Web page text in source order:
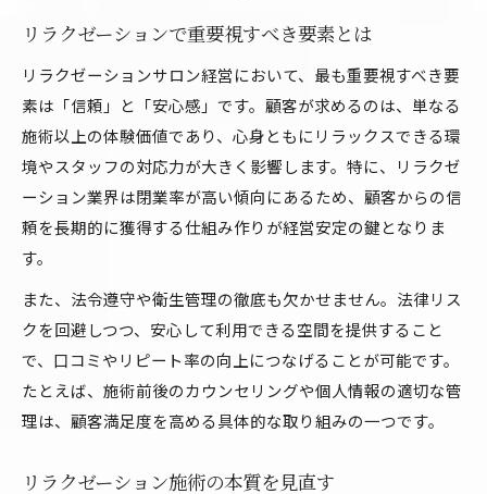
リラクゼーションで重要視すべき要素とは
リラクゼーションサロン経営において、最も重要視すべき要
素は「信頼」と「安心感」です。顧客が求めるのは、単なる
施術以上の体験価値であり、心身ともにリラックスできる環
境やスタッフの対応力が大きく影響します。特に、リラクゼ
ーション業界は閉業率が高い傾向にあるため、顧客からの信
頼を長期的に獲得する仕組み作りが経営安定の鍵となりま
す。
また、法令遵守や衛生管理の徹底も欠かせません。法律リス
クを回避しつつ、安心して利用できる空間を提供すること
で、口コミやリピート率の向上につなげることが可能です。
たとえば、施術前後のカウンセリングや個人情報の適切な管
理は、顧客満足度を高める具体的な取り組みの一つです。
リラクゼーション施術の本質を見直す